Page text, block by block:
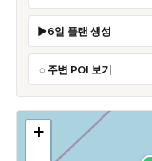
6일 플랜 생성
주변 POI 보기
+